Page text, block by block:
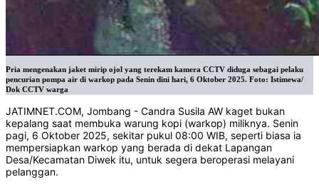
Pria mengenakan jaket mirip ojol yang terekam kamera CCTV diduga sebagai pelaku
pencurian pompa air di warkop pada Senin dini hari, 6 Oktober 2025. Foto: Istimewa/
Dok CCTV warga
JATIMNET.COM, Jombang - Candra Susila AW kaget bukan
kepalang saat membuka warung kopi (warkop) miliknya. Senin
pagi, 6 Oktober 2025, sekitar pukul 08:00 WIB, seperti biasa ia
mempersiapkan warkop yang berada di dekat Lapangan
Desa/Kecamatan Diwek itu, untuk segera beroperasi melayani
pelanggan.